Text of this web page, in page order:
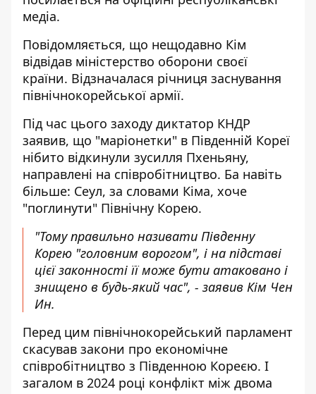
медіа.
Повідомляється, що нещодавно Кім
відвідав міністерство оборони своєї
країни. Відзначалася річниця заснування
північнокорейської армії.
Під час цього заходу диктатор КНДР
заявив, що "маріонетки" в Південній Кореї
нібито відкинули зусилля Пхеньяну,
направлені на співробітництво. Ба навіть
більше: Сеул, за словами Кіма, хоче
"поглинути" Північну Корею.
"Тому правильно називати Південну
Корею "головним ворогом", і на підставі
цієї законності її може бути атаковано і
знищено в будь-який час", - заявив Кім Чен
Ин.
Перед цим північнокорейський парламент
скасував закони про економічне
співробітництво з Південною Кореєю. І
загалом в 2024 році конфлікт між двома